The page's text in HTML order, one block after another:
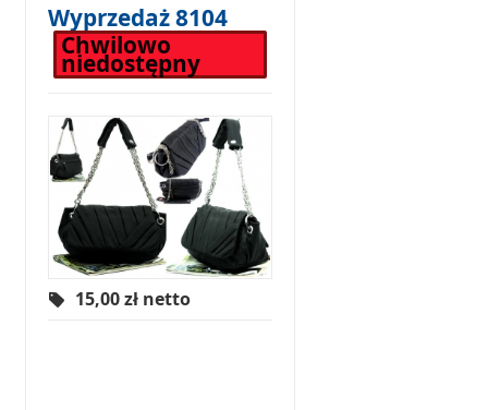
Wyprzedaż 8104
Chwilowo
niedostępny
15,00zł netto